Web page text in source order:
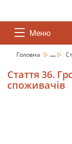
Меню
Головна ...
Стаття 36.
споживачів